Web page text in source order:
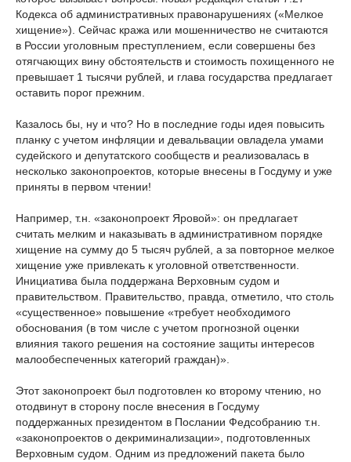
Кодекса об административных правонарушениях («Мелкое
хищение»). Сейчас кража или мошенничество не считаются
в России уголовным преступлением, если совершены без
отягчающих вину обстоятельств и стоимость похищенного не
превышает 1 тысячи рублей, и глава государства предлагает
оставить порог прежним.
Казалось бы, ну и что? Но в последние годы идея повысить
планку с учетом инфляции и девальвации овладела умами
судейского и депутатского сообществ и реализовалась в
несколько законопроектов, которые внесены в Госдуму и уже
приняты в первом чтении!
Например, т.н. «законопроект Яровой»: он предлагает
считать мелким и наказывать в административном порядке
хищение на сумму до 5 тысяч рублей, а за повторное мелкое
хищение уже привлекать к уголовной ответственности.
Инициатива была поддержана Верховным судом и
правительством. Правительство, правда, отметило, что столь
«существенное» повышение «требует необходимого
обоснования (в том числе с учетом прогнозной оценки
влияния такого решения на состояние защиты интересов
малообеспеченных категорий граждан)».
Этот законопроект был подготовлен ко второму чтению, но
отодвинут в сторону после внесения в Госдуму
поддержанных президентом в Послании Федсобранию т.н.
«законопроектов о декриминализации», подготовленных
Верховным судом. Одним из предложений пакета было